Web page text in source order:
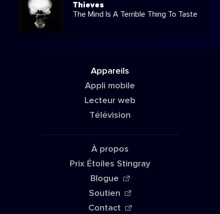
Thieves
The Mind Is A Terrible Thing To Taste
Appareils
Appli mobile
Lecteur web
Télévision
À propos
Prix Étoiles Stingray
Blogue
Soutien
Contact